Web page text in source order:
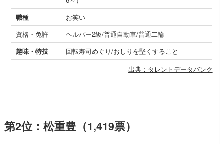
職種
お笑い
資格・免許
ヘルパー2級/普通自動車/普通二輪
趣味・特技
回転寿司めぐり/おしりを堅くすること
出典：タレントデータバンク
第2位：松重豊（1,419票）